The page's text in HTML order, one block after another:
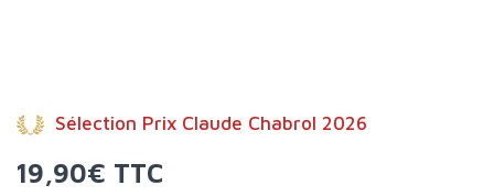
Sélection Prix Claude Chabrol 2026
19,90€ TTC